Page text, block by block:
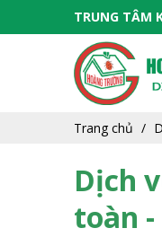
TRUNG TÂM
Trang chủ
Dịch
toàn